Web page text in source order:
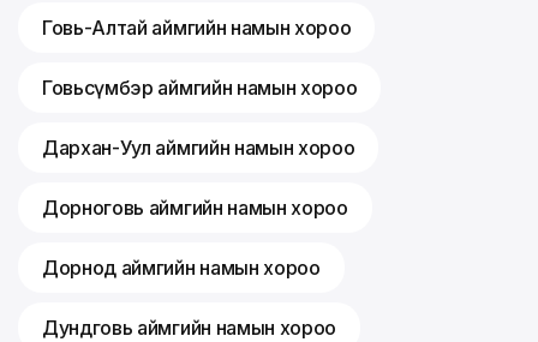
Говь-Алтай аймгийн намын хороо
Говьсүмбэр аймгийн намын хороо
Дархан-Уул аймгийн намын хороо
Дорноговь аймгийн намын хороо
Дорнод аймгийн намын хороо
Дундговь аймгийн намын хороо